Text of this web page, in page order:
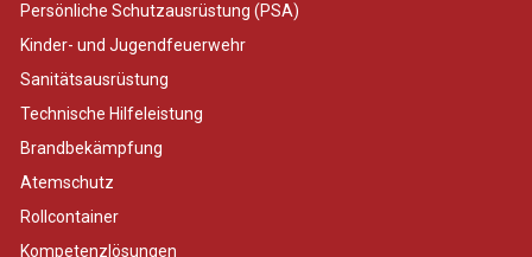
Persönliche Schutzausrüstung (PSA)
Kinder- und Jugendfeuerwehr
Sanitätsausrüstung
Technische Hilfeleistung
Brandbekämpfung
Atemschutz
Rollcontainer
Kompetenzlösungen